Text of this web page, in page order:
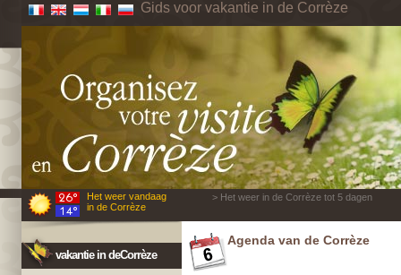
Gids voor vakantie in de Corrèze
Het weer vandaag
in de Corrèze
> Het weer in de Corrèze tot 5 dagen
vakantie in deCorrèze
Agenda van de Corrèze